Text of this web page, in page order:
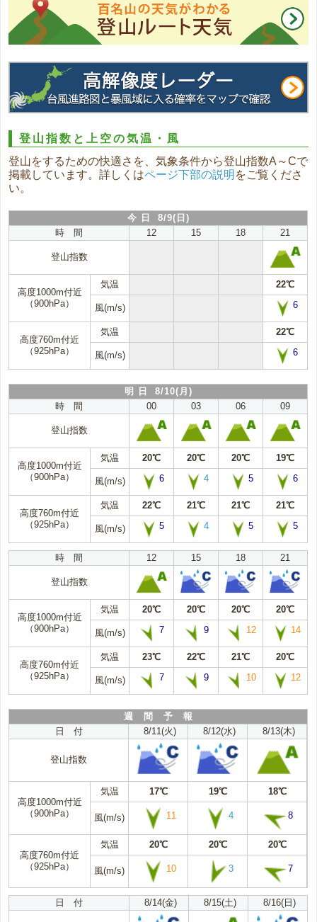
登山指数と上空の気温・風
登山をするための快適さを、気象条件から登山指数A～Cで
掲載しています。詳しくはページ下部の説明 をご覧くださ
い。
今 日 8/9(日)
時 間
12 15 18 21
登山指数
高度1000m付近
（900hPa）
気温 22℃
風(m/s) 6
高度760m付近
（925hPa）
気温 22℃
風(m/s) 6
明 日 8/10(月)
時 間
00 03 06 09
登山指数
高度1000m付近
（900hPa）
気温 20℃ 20℃ 20℃ 19℃
風(m/s) 6 4 5 6
高度760m付近
（925hPa）
気温 22℃ 21℃ 21℃ 21℃
風(m/s) 5 4 5 5
時 間 12 15 18 21
登山指数
高度1000m付近
（900hPa）
気温 20℃ 20℃ 20℃ 20℃
風(m/s) 7 9 12 14
高度760m付近
（925hPa）
気温 23℃ 22℃ 21℃ 20℃
風(m/s) 7 9 10 12
週 間 予 報
日 付
8/11(火) 8/12(水) 8/13(木)
登山指数
高度1000m付近
（900hPa）
気温 17℃ 19℃ 18℃
風(m/s) 11 4 8
高度760m付近
（925hPa）
気温 20℃ 20℃ 20℃
風(m/s) 10 3 7
日 付 8/14(金) 8/15(土) 8/16(日)